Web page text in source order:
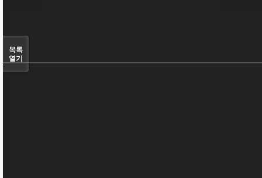
목록
열기